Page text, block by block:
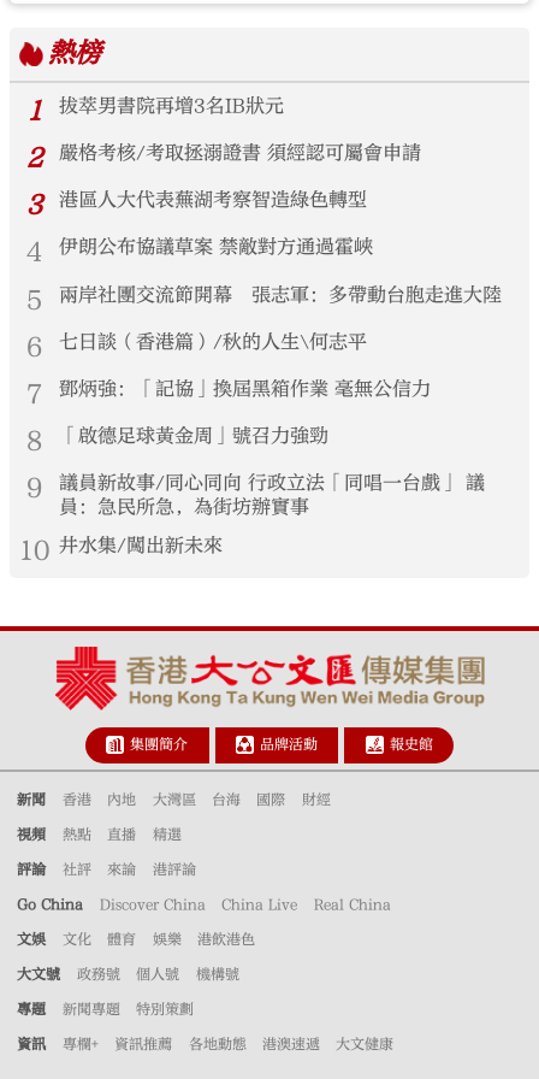
熱榜
1
拔萃男書院再增3名IB狀元
2 嚴格考核/考取拯溺證書 須經認可屬會申請
3 港區人大代表蕪湖考察智造綠色轉型
4 伊朗公布協議草案 禁敵對方通過霍峽
5 兩岸社團交流節開幕 張志軍：多帶動台胞走進大陸
6 七日談（香港篇）/秋的人生\何志平
7 鄧炳強：「記協」換屆黑箱作業 毫無公信力
8 「啟德足球黃金周」號召力強勁
9
議員新故事/同心同向 行政立法「同唱一台戲」 議
員：急民所急，為街坊辦實事
10 井水集/闖出新未來
集團簡介 品牌活動 報史館
新聞 香港 內地 大灣區 台海 國際 財經
視頻 熱點 直播 精選
評論 社評 來論 港評論
Go China Discover China China Live Real China
文娛 文化 體育 娛樂 港飲港色
大文號 政務號 個人號 機構號
專題 新聞專題 特別策劃
資訊 專欄+ 資訊推薦 各地動態 港澳速遞 大文健康